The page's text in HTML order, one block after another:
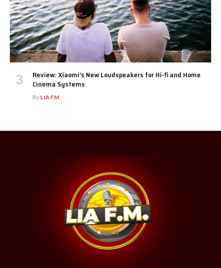
Review: Xiaomi’s New Loudspeakers for Hi-fi and Home
Cinema Systems
ByLIA FM